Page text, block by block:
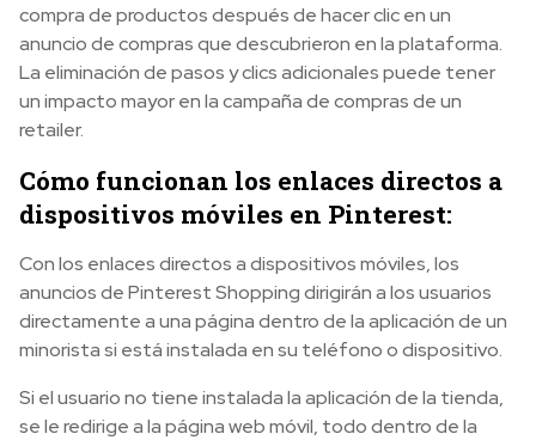
compra de productos después de hacer clic en un
anuncio de compras que descubrieron en la plataforma.
La eliminación de pasos y clics adicionales puede tener
un impacto mayor en la campaña de compras de un
retailer.
Cómo funcionan los enlaces directos a
dispositivos móviles en Pinterest:
Con los enlaces directos a dispositivos móviles, los
anuncios de Pinterest Shopping dirigirán a los usuarios
directamente a una página dentro de la aplicación de un
minorista si está instalada en su teléfono o dispositivo.
Si el usuario no tiene instalada la aplicación de la tienda,
se le redirige a la página web móvil, todo dentro de la